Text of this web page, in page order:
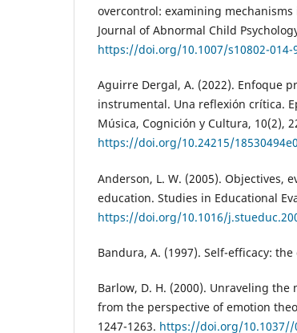
overcontrol: examining
Journal of Abnormal Child
https://doi.org/10.1007/s10802-014-
Aguirre Dergal, A. (2022). Enfoque
instrumental. Una reflexión crítica.
Música, Cognición y Cultura, 10(2),
https://doi.org/10.24215/
Anderson, L. W. (2005). Objectives,
education. Studies in Educational
https://doi.org/10.1016/
Bandura, A. (1997). Self-efficacy:
Barlow, D. H. (2000). Unraveling
from the perspective of emotion
1247-1263. https://doi.org/10.1037//